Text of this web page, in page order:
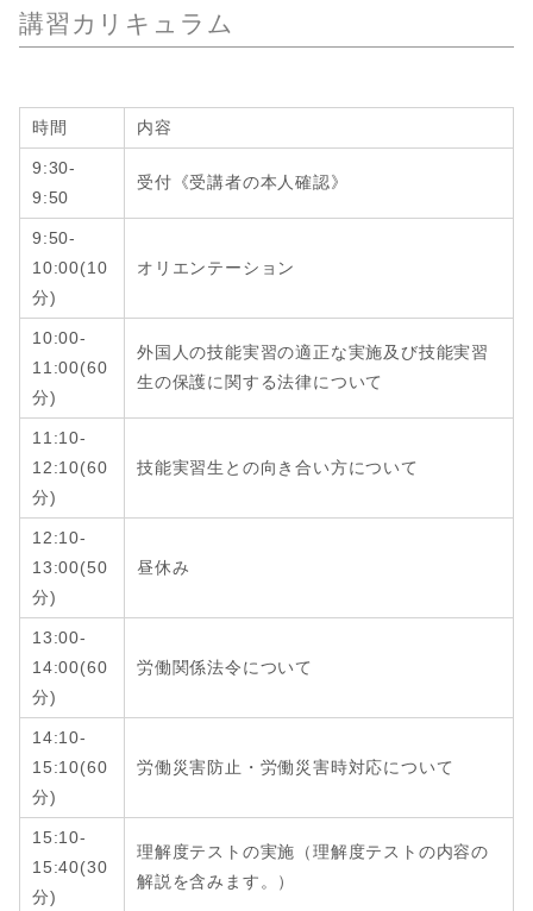
講習カリキュラム
時間 内容
9:30-
9:50
受付《受講者の本人確認》
9:50-
10:00(10
分)
オリエンテーション
10:00-
11:00(60
分)
外国人の技能実習の適正な実施及び技能実習
生の保護に関する法律について
11:10-
12:10(60
分)
技能実習生との向き合い方について
12:10-
13:00(50
分)
昼休み
13:00-
14:00(60
分)
労働関係法令について
14:10-
15:10(60
分)
労働災害防止・労働災害時対応について
15:10-
15:40(30
分)
理解度テストの実施（理解度テストの内容の
解説を含みます。）